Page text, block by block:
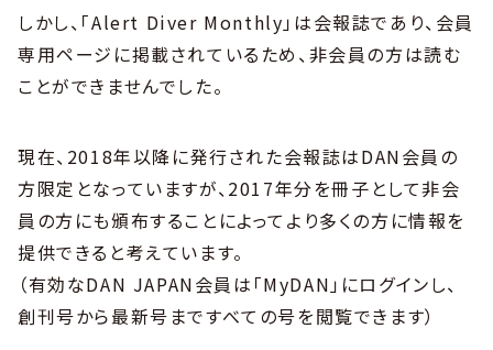
しかし、「Alert Diver Monthly」は会報誌であり、会員
専用ページに掲載されているため、非会員の方は読む
ことができませんでした。
現在、2018年以降に発行された会報誌はDAN会員の
方限定となっていますが、2017年分を冊子として非会
員の方にも頒布することによってより多くの方に情報を
提供できると考えています。
（有効なDAN JAPAN会員は「MyDAN」にログインし、
創刊号から最新号まですべての号を閲覧できます）